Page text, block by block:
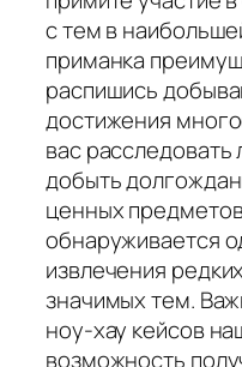
с тем в
приманка
распишись
достижения
вас
добыть
ценных
обнаруживается
извлечения
значимых тем.
ноу-хау кейсов
возможность